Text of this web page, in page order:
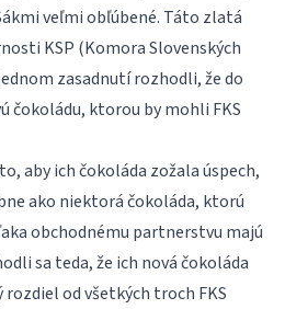
veľmi obľúbené. Táto zlatá
KSP (Komora Slovenských
zasadnutí rozhodli, že do
čokoládu, ktorou by mohli FKS
aby ich čokoláda zožala úspech,
ako niektorá čokoláda, ktorú
obchodnému partnerstvu majú
sa teda, že ich nová čokoláda
od všetkých troch FKS